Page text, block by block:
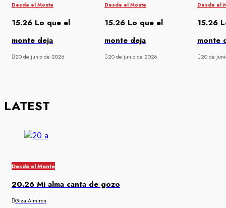
Desde el Monte
15.26 Lo que el
monte deja
20 de junio de 2026
Desde el Monte
15.26 Lo que el
monte deja
20 de junio de 2026
Desde el
15.26
monte
20 de
LATEST
Desde el Monte
20.26 Mi alma canta de gozo
Giza Almiron